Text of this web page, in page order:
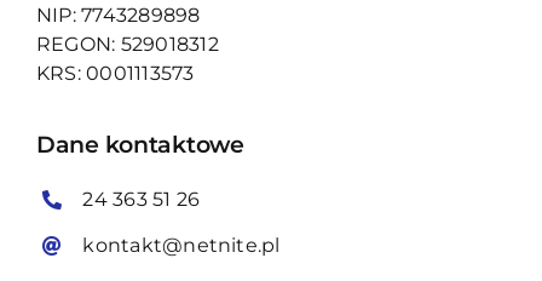
NIP: 7743289898
REGON: 529018312
KRS: 0001113573
Dane kontaktowe
24 363 51 26
kontakt@netnite.pl